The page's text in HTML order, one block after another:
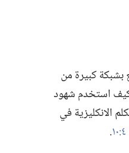
بشبكة كبيرة من
كيف استخدم شهود
الانكليزية في
‏.‏